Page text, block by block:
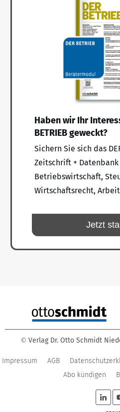
Haben wir Ihr
BETRIEB geweckt?
Sichern Sie sich das
Zeitschrift +
Betriebswirtschaft,
Wirtschaftsrecht,
Jetzt
© Verlag Dr. Otto Schmidt
Impressum AGB
Abo kündigen